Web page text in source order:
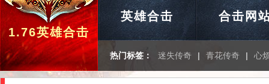
1.76英雄合击
英雄合击 合击网
热门标签： 迷失传奇 | 青花传奇 | 心